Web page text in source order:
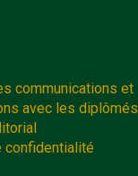
communications et
avec les diplômés
confidentialité